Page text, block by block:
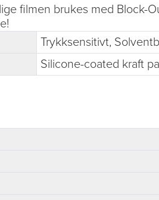
filmen brukes med Block-
Trykksensitivt,
Silicone-coated kraft